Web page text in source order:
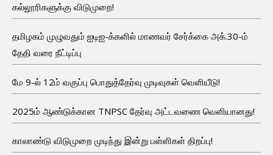
கல்லூரிகளுக்கு விடுமுறை!
தமிழகம் முழுவதும் ஐடிஐ-க்களில் மாணவர் சேர்க்கை அக்.30-ம்
தேதி வரை நீட்டிப்பு
மே 9-ல் 12ம் வகுப்பு பொதுத்தேர்வு முடிவுகள் வெளியீடு!
2025ம் ஆண்டுக்கான TNPSC தேர்வு அட்டவணை வெளியானது!
காலாண்டு விடுமுறை முடிந்து இன்று பள்ளிகள் திறப்பு!